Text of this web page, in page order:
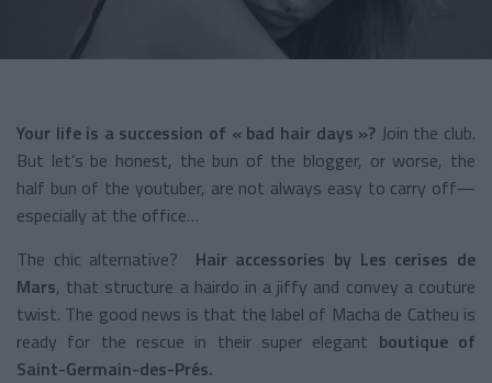
Your life is a succession of « bad hair days »? Join the club.
But let’s be honest, the bun of the blogger, or worse, the
half bun of the youtuber, are not always easy to carry off—
especially at the office…
The chic alternative? Hair accessories by Les cerises de
Mars, that structure a hairdo in a jiffy and convey a couture
twist. The good news is that the label of Macha de Catheu is
ready for the rescue in their super elegant boutique of
Saint-Germain-des-Prés.